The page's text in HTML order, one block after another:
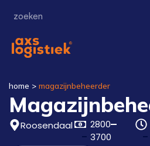
home > magazijnbeheerder
Roosendaal
2800
3700